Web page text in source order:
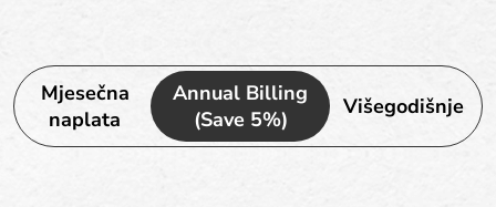
Mjesečna
naplata
Annual Billing
(Save 5%)
Višegodišnje